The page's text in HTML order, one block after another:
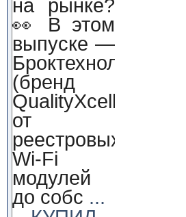
на рынке?
👀 В этом
выпуске —
Броктехнолоджи
(бренд
QualityXcellence):
от
реестровых
Wi-Fi
модулей
до собс ...